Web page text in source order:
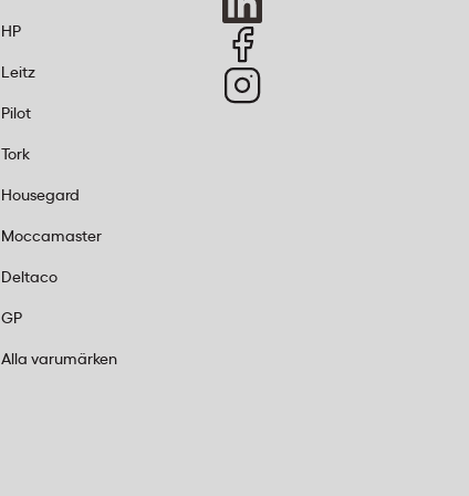
HP
Leitz
Pilot
Tork
Housegard
Moccamaster
Deltaco
GP
Alla varumärken